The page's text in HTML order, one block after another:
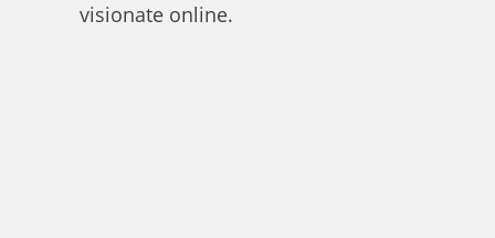
visionate online.